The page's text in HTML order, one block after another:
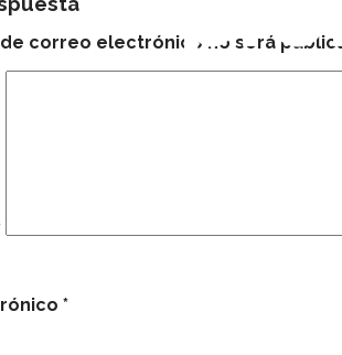
correo electrónico no será
*